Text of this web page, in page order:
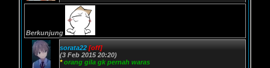
Berkunjung
sorata22 [off]
(3 Feb 2015 20:20)
* orang gila gk pernah waras